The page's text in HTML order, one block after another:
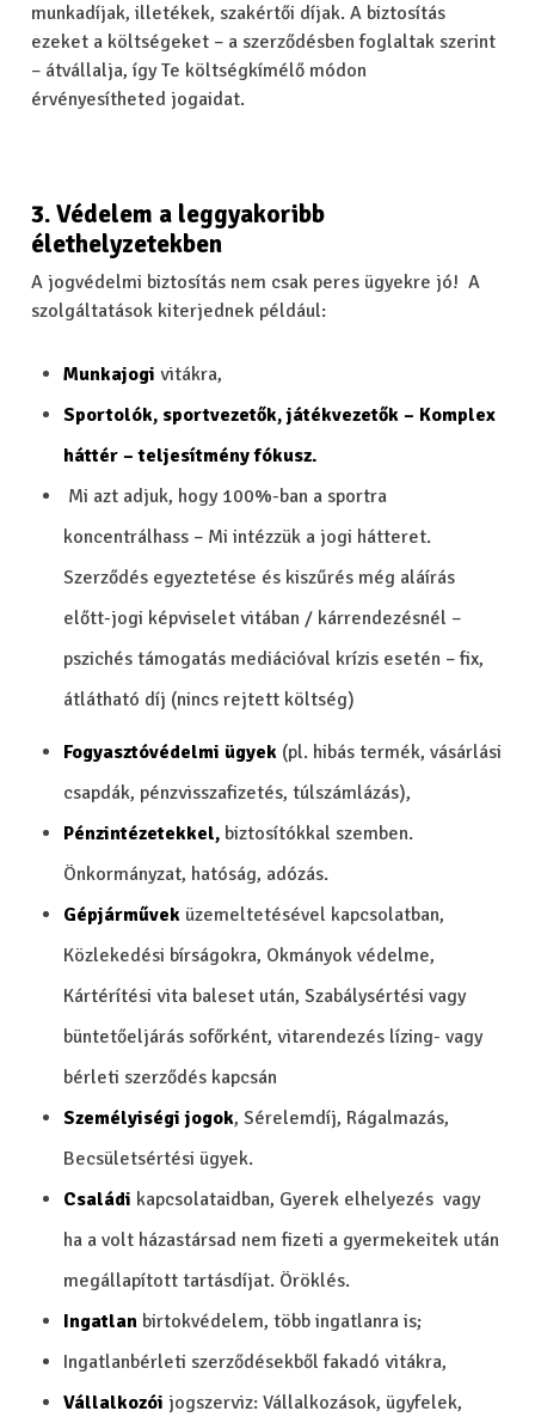
munkadíjak, illetékek, szakértői díjak. A biztosítás
ezeket a költségeket – a szerződésben foglaltak szerint
– átvállalja, így Te költségkímélő módon
érvényesítheted jogaidat.
3. Védelem a leggyakoribb
élethelyzetekben
A jogvédelmi biztosítás nem csak peres ügyekre jó! A
szolgáltatások kiterjednek például:
Munkajogi vitákra,
Sportolók, sportvezetők, játékvezetők – Komplex
háttér – teljesítmény fókusz.
Mi azt adjuk, hogy 100%-ban a sportra
koncentrálhass – Mi intézzük a jogi hátteret.
Szerződés egyeztetése és kiszűrés még aláírás
előtt-jogi képviselet vitában / kárrendezésnél –
pszichés támogatás mediációval krízis esetén – fix,
átlátható díj (nincs rejtett költség)
Fogyasztóvédelmi ügyek (pl. hibás termék, vásárlási
csapdák, pénzvisszafizetés, túlszámlázás),
Pénzintézetekkel, biztosítókkal szemben.
Önkormányzat, hatóság, adózás.
Gépjárművek üzemeltetésével kapcsolatban,
Közlekedési bírságokra, Okmányok védelme,
Kártérítési vita baleset után, Szabálysértési vagy
büntetőeljárás sofőrként, vitarendezés lízing- vagy
bérleti szerződés kapcsán
Személyiségi jogok, Sérelemdíj, Rágalmazás,
Becsületsértési ügyek.
Családi kapcsolataidban, Gyerek elhelyezés vagy
ha a volt házastársad nem fizeti a gyermekeitek után
megállapított tartásdíjat. Öröklés.
Ingatlan birtokvédelem, több ingatlanra is;
Ingatlanbérleti szerződésekből fakadó vitákra,
Vállalkozói jogszerviz: Vállalkozások, ügyfelek,